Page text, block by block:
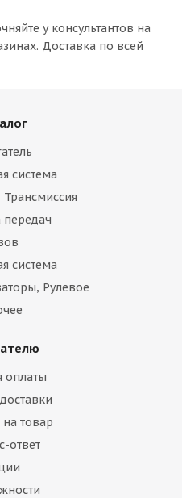
у консультантов на
Доставка по всей
система
передач
система
Рулевое
оплаты
на товар
ответ